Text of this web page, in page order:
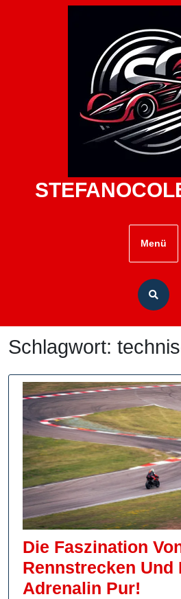
Menü
Schlagwort:
Die Faszination
Rennstrecken Und
Adrenalin Pur!